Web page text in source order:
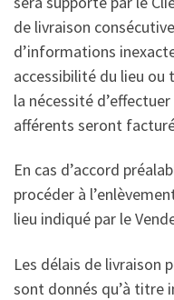
de livraison
d’informations
accessibilité du lieu
la nécessité
afférents seront
En cas d’accord
procéder à
lieu indiqué par le
Les délais de livraison
sont donnés qu’à titre